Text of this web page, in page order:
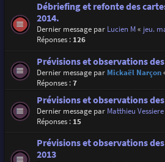
Débriefing et refonte des
2014.
Dernier message par Lucien M« jeu.
Réponses : 126
Prévisions et observations
Dernier message par Mickaël Narçon
Réponses :7
Prévisions et observations
Dernier message par Matthieu Vessiere
Réponses : 15
Prévisions et observations
2013